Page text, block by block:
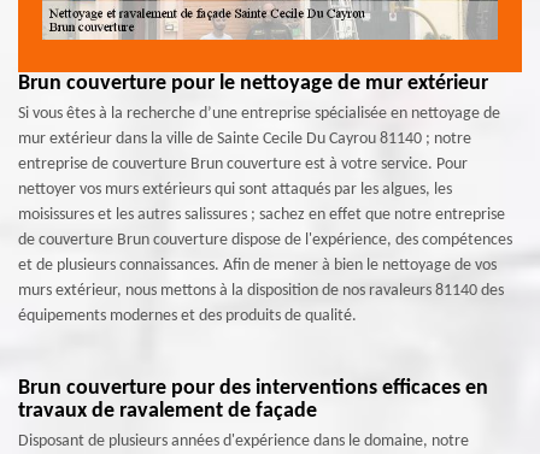
Brun couverture pour le nettoyage de mur extérieur
Si vous êtes à la recherche d’une entreprise spécialisée en nettoyage de
mur extérieur dans la ville de Sainte Cecile Du Cayrou 81140 ; notre
entreprise de couverture Brun couverture est à votre service. Pour
nettoyer vos murs extérieurs qui sont attaqués par les algues, les
moisissures et les autres salissures ; sachez en effet que notre entreprise
de couverture Brun couverture dispose de l'expérience, des compétences
et de plusieurs connaissances. Afin de mener à bien le nettoyage de vos
murs extérieur, nous mettons à la disposition de nos ravaleurs 81140 des
équipements modernes et des produits de qualité.
Brun couverture pour des interventions efficaces en
travaux de ravalement de façade
Disposant de plusieurs années d'expérience dans le domaine, notre